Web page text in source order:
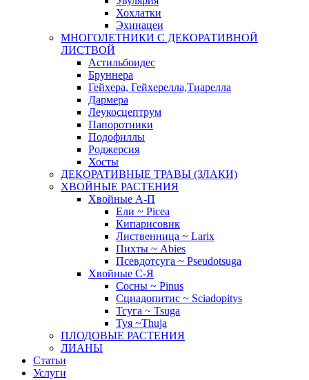
Хохлатки
Эхинацеи
МНОГОЛЕТНИКИ С ДЕКОРАТИВНОЙ
ЛИСТВОЙ
Астильбоидес
Бруннера
Гейхера, Гейхерелла,Тиарелла
Дармера
Леукосцептрум
Папоротники
Подофиллы
Роджерсия
Хосты
ДЕКОРАТИВНЫЕ ТРАВЫ (ЗЛАКИ)
ХВОЙНЫЕ РАСТЕНИЯ
Хвойные А-П
Ели ~ Picea
Кипарисовик
Лиственница ~ Larix
Пихты ~ Abies
Псевдотсуга ~ Pseudotsuga
Хвойные С-Я
Сосны ~ Pinus
Сциадопитис ~ Sciadopitys
Тсуга ~ Tsuga
Туя ~Thuja
ПЛОДОВЫЕ РАСТЕНИЯ
ЛИАНЫ
Статьи
Услуги